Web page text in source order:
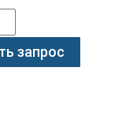
запрос